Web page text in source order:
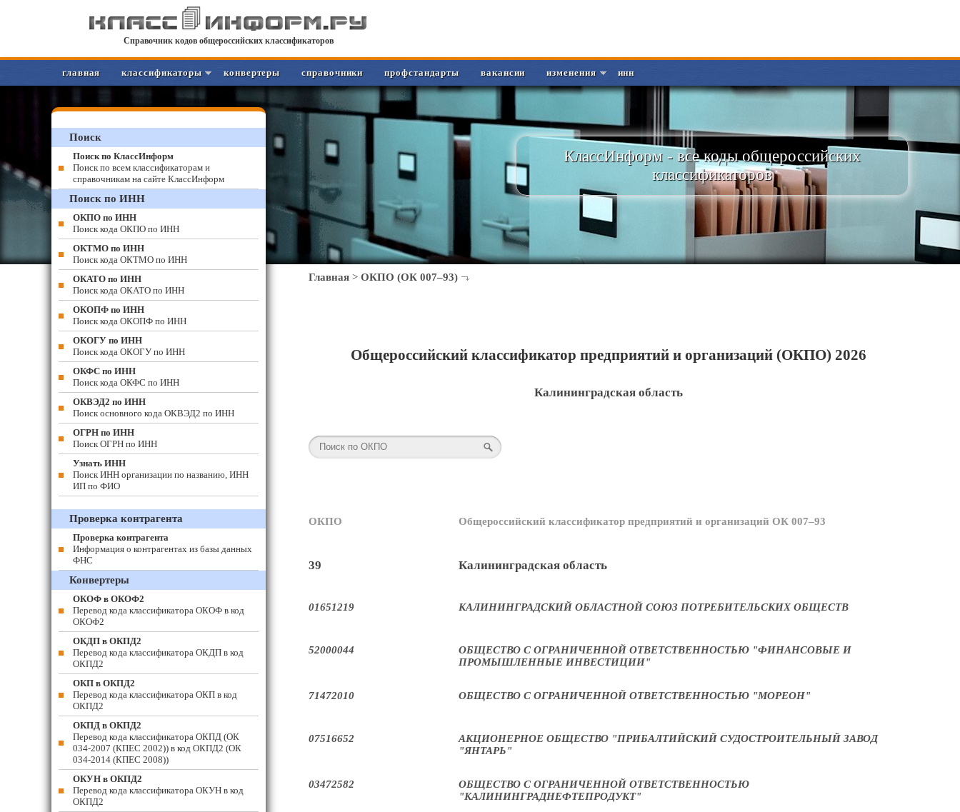
Справочник кодов общероссийских классификаторов
главная классификаторы конвертеры справочники профстандарты вакансии изменения инн
КлассИнформ - все коды общероссийских
классификаторов
Главная > ОКПО (ОК 007–93)
Общероссийский классификатор предприятий и организаций (ОКПО) 2026
Калининградская область
ОКПО Общероссийский классификатор предприятий и организаций ОК 007–93
39 Калининградская область
01651219 КАЛИНИНГРАДСКИЙ ОБЛАСТНОЙ СОЮЗ ПОТРЕБИТЕЛЬСКИХ ОБЩЕСТВ
52000044
ОБЩЕСТВО С ОГРАНИЧЕННОЙ ОТВЕТСТВЕННОСТЬЮ "ФИНАНСОВЫЕ И
ПРОМЫШЛЕННЫЕ ИНВЕСТИЦИИ"
71472010 ОБЩЕСТВО С ОГРАНИЧЕННОЙ ОТВЕТСТВЕННОСТЬЮ "МОРЕОН"
07516652
АКЦИОНЕРНОЕ ОБЩЕСТВО "ПРИБАЛТИЙСКИЙ СУДОСТРОИТЕЛЬНЫЙ ЗАВОД
"ЯНТАРЬ"
03472582
ОБЩЕСТВО С ОГРАНИЧЕННОЙ ОТВЕТСТВЕННОСТЬЮ
"КАЛИНИНГРАДНЕФТЕПРОДУКТ"
Поиск
Поиск по КлассИнформ
Поиск по всем классификаторам и
справочникам на сайте КлассИнформ
Поиск по ИНН
ОКПО по ИНН
Поиск кода ОКПО по ИНН
ОКТМО по ИНН
Поиск кода ОКТМО по ИНН
ОКАТО по ИНН
Поиск кода ОКАТО по ИНН
ОКОПФ по ИНН
Поиск кода ОКОПФ по ИНН
ОКОГУ по ИНН
Поиск кода ОКОГУ по ИНН
ОКФС по ИНН
Поиск кода ОКФС по ИНН
ОКВЭД2 по ИНН
Поиск основного кода ОКВЭД2 по ИНН
ОГРН по ИНН
Поиск ОГРН по ИНН
Узнать ИНН
Поиск ИНН организации по названию, ИНН
ИП по ФИО
Проверка контрагента
Проверка контрагента
Информация о контрагентах из базы данных
ФНС
Конвертеры
ОКОФ в ОКОФ2
Перевод кода классификатора ОКОФ в код
ОКОФ2
ОКДП в ОКПД2
Перевод кода классификатора ОКДП в код
ОКПД2
ОКП в ОКПД2
Перевод кода классификатора ОКП в код
ОКПД2
ОКПД в ОКПД2
Перевод кода классификатора ОКПД (ОК
034-2007 (КПЕС 2002)) в код ОКПД2 (ОК
034-2014 (КПЕС 2008))
ОКУН в ОКПД2
Перевод кода классификатора ОКУН в код
ОКПД2